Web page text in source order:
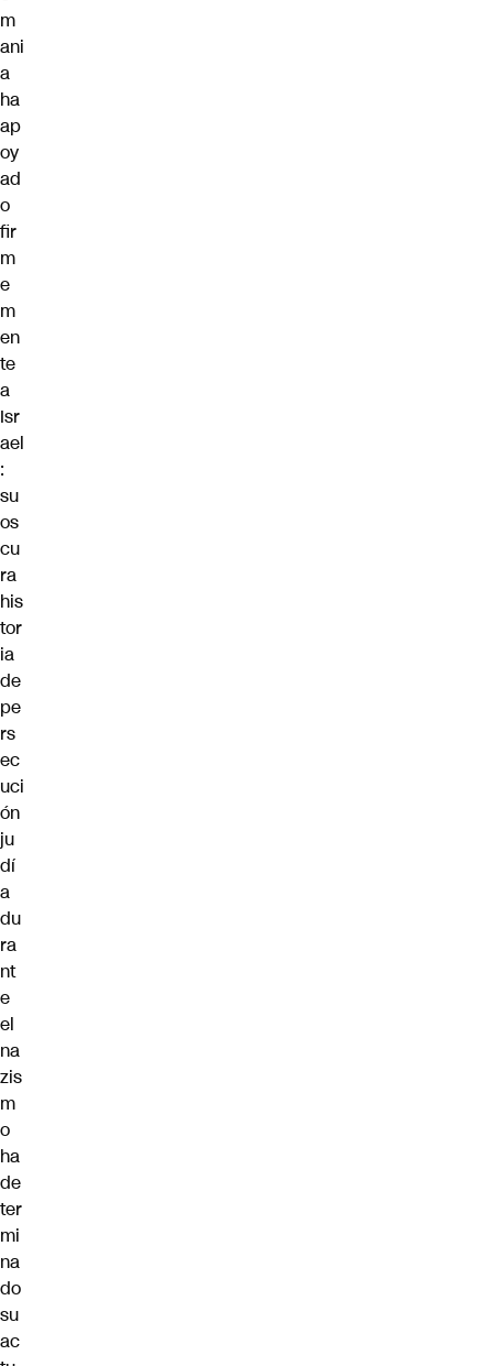
m
ani
a
ha
ap
oy
ad
o
fir
m
e
m
en
te
a
Isr
ael
:
su
os
cu
ra
his
tor
ia
de
pe
rs
ec
uci
ón
ju
dí
a
du
ra
nt
e
el
na
zis
m
o
ha
de
ter
mi
na
do
su
ac